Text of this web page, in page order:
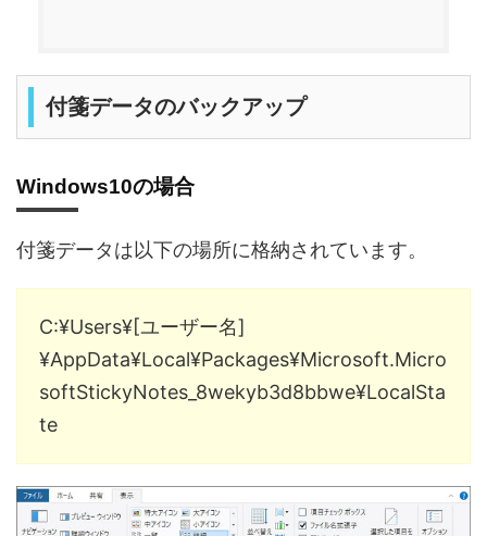
付箋データのバックアップ
Windows10の場合
付箋データは以下の場所に格納されています。
C:¥Users¥[ユーザー名]
¥AppData¥Local¥Packages¥Microsoft.Micro
softStickyNotes_8wekyb3d8bbwe¥LocalSta
te